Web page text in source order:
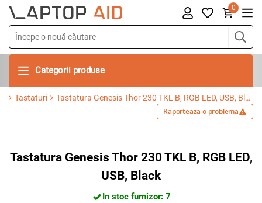
0
Categorii produse
Tastaturi Tastatura Genesis Thor 230 TKL B, RGB LED, USB, Black
Raporteaza o problema
Tastatura Genesis Thor 230 TKL B, RGB LED,
USB, Black
In stoc furnizor: 7